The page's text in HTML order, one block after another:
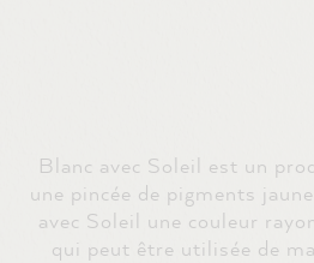
Blanc avec Soleil est un
une pincée de pigments
avec Soleil une couleur
qui peut être utilisée de